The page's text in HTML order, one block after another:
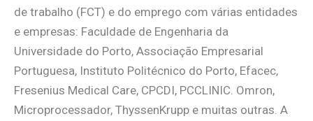
de trabalho (FCT) e do emprego com várias entidades
e empresas: Faculdade de Engenharia da
Universidade do Porto, Associação Empresarial
Portuguesa, Instituto Politécnico do Porto, Efacec,
Fresenius Medical Care, CPCDI, PCCLINIC. Omron,
Microprocessador, ThyssenKrupp e muitas outras. A